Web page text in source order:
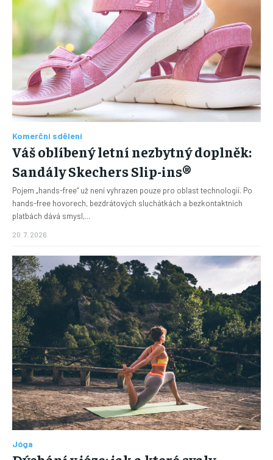
Komerční sdělení
Váš oblíbený letní nezbytný doplněk:
Sandály Skechers Slip-ins®
Pojem „hands-free“ už není vyhrazen pouze pro oblast technologií. Po
hands-free hovorech, bezdrátových sluchátkách a bezkontaktních
platbách dává smysl,...
20. 7. 2026
Jóga